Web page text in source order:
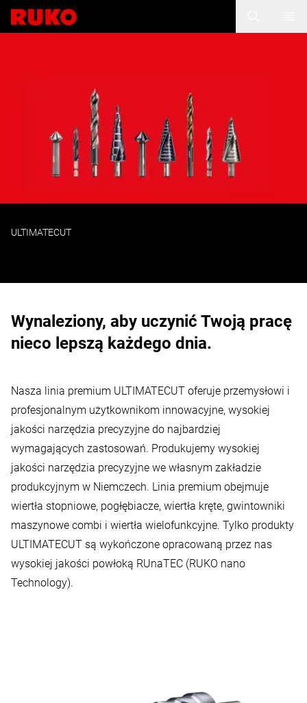
ULTIMATECUT
Wynaleziony, aby uczynić Twoją pracę
nieco lepszą każdego dnia.
Nasza linia premium ULTIMATECUT oferuje przemysłowi i
profesjonalnym użytkownikom innowacyjne, wysokiej
jakości narzędzia precyzyjne do najbardziej
wymagających zastosowań. Produkujemy wysokiej
jakości narzędzia precyzyjne we własnym zakładzie
produkcyjnym w Niemczech. Linia premium obejmuje
wiertła stopniowe, pogłębiacze, wiertła kręte, gwintowniki
maszynowe combi i wiertła wielofunkcyjne. Tylko produkty
ULTIMATECUT są wykończone opracowaną przez nas
wysokiej jakości powłoką RUnaTEC (RUKO nano
Technology).